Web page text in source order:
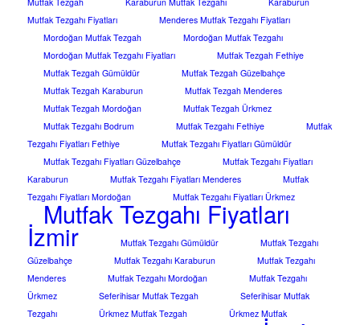
Mutfak Tezgahı Fiyatları
Menderes Mutfak Tezgahı Fiyatları
Mordoğan Mutfak Tezgah
Mordoğan Mutfak Tezgahı
Mordoğan Mutfak Tezgahı Fiyatları
Mutfak Tezgah Fethiye
Mutfak Tezgah Gümüldür
Mutfak Tezgah Güzelbahçe
Mutfak Tezgah Karaburun
Mutfak Tezgah Menderes
Mutfak Tezgah Mordoğan
Mutfak Tezgah Ürkmez
Mutfak Tezgahı Bodrum
Mutfak Tezgahı Fethiye
Mutfak
Tezgahı Fiyatları Fethiye
Mutfak Tezgahı Fiyatları Gümüldür
Mutfak Tezgahı Fiyatları Güzelbahçe
Mutfak Tezgahı Fiyatları
Karaburun
Mutfak Tezgahı Fiyatları Menderes
Mutfak
Tezgahı Fiyatları Mordoğan
Mutfak Tezgahı Fiyatları Ürkmez
Mutfak Tezgahı Fiyatları
İzmir Mutfak Tezgahı Gümüldür
Mutfak Tezgahı
Güzelbahçe
Mutfak Tezgahı Karaburun
Mutfak Tezgahı
Menderes
Mutfak Tezgahı Mordoğan
Mutfak Tezgahı
Ürkmez
Seferihisar Mutfak Tezgah
Seferihisar Mutfak
Tezgahı
Ürkmez Mutfak Tezgah Ürkmez Mutfak